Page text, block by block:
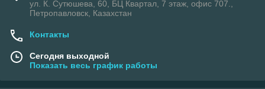
ул. К. Сутюшева, 60, БЦ Квартал, 7 этаж, офис 707.,
Петропавловск, Казахстан
Контакты
Сегодня выходной
Показать весь график работы